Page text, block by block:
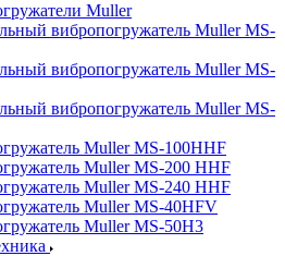
Muller
вибропогружатель Muller MS-
вибропогружатель Muller MS-
вибропогружатель Muller MS-
Muller MS-100HHF
Muller MS-200 HHF
Muller MS-240 HHF
Muller MS-40HFV
Muller MS-50H3